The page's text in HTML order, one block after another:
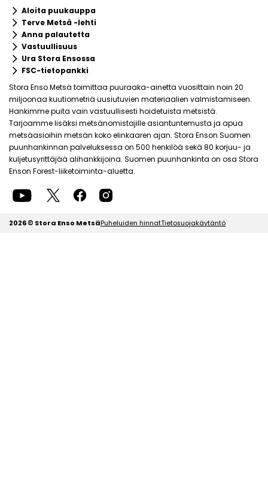
keyboard_arrow_rightAloita puukauppa
keyboard_arrow_rightTerve Metsä -lehti
keyboard_arrow_rightAnna palautetta
keyboard_arrow_rightVastuullisuus
keyboard_arrow_rightUra Stora Ensossa
keyboard_arrow_rightFSC-tietopankki
Stora Enso Metsä toimittaa puuraaka-ainetta vuosittain noin 20
miljoonaa kuutiometriä uusiutuvien materiaalien valmistamiseen.
Hankimme puita vain vastuullisesti hoidetuista metsistä.
Tarjoamme lisäksi metsänomistajille asiantuntemusta ja apua
metsäasioihin metsän koko elinkaaren ajan. Stora Enson Suomen
puunhankinnan palveluksessa on 500 henkilöä sekä 80 korjuu- ja
kuljetusyrittäjää alihankkijoina. Suomen puunhankinta on osa Stora
Enson Forest-liiketoiminta-aluetta.
2026 © Stora Enso MetsäPuheluiden hinnatTietosuojakäytäntö